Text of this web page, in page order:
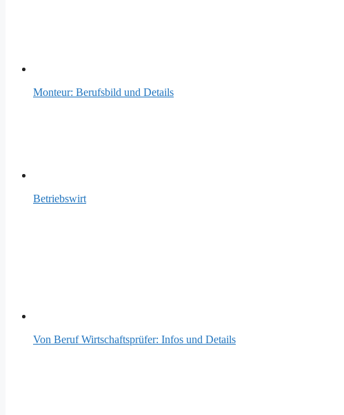
Monteur: Berufsbild und Details
Betriebswirt
Von Beruf Wirtschaftsprüfer: Infos und Details